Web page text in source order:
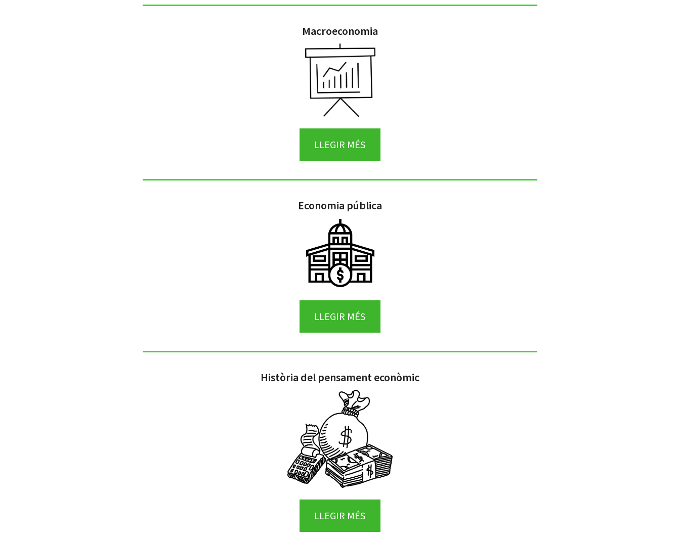
Macroeconomia
LLEGIR MÉS
Economia pública
LLEGIR MÉS
Història del pensament econòmic
LLEGIR MÉS